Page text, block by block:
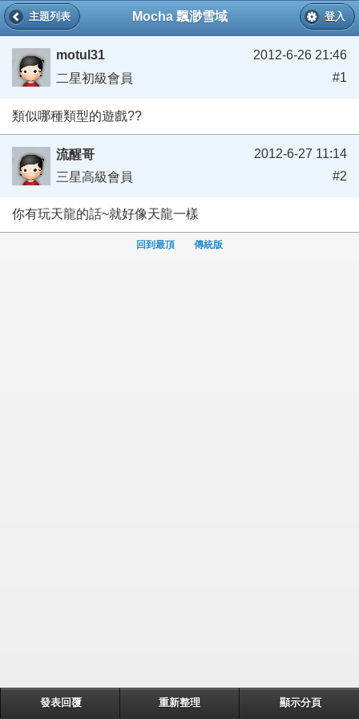
Mocha 飄渺雪域
主題列表 登入
motul31
二星初級會員
2012-6-26 21:46
#1
類似哪種類型的遊戲??
流醒哥
三星高級會員
2012-6-27 11:14
#2
你有玩天龍的話~就好像天龍一樣
回到最頂 傳統版
發表回覆 重新整理 顯示分頁